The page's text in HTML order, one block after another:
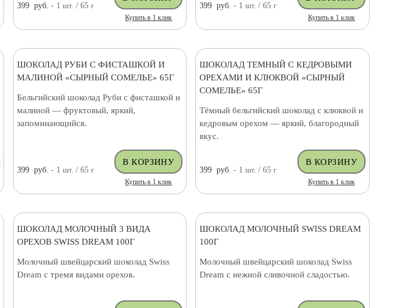
399 руб. - 1 шт. / 65 г
Купить в 1 клик
399 руб. - 1шт. / 65г
Купить в 1 клик
ШОКОЛАД РУБИ С ФИСТАШКОЙ И
МАЛИНОЙ «СЫРНЫЙ СОМЕЛЬЕ» 65Г
Бельгийский шоколад Руби с фисташкой и
малиной — фруктовый, яркий,
запоминающийся.
399 руб. - 1 шт. / 65 г
Купить в 1 клик
ШОКОЛАД ТЕМНЫЙ С КЕДРОВЫМИ
ОРЕХАМИ И КЛЮКВОЙ «СЫРНЫЙ
СОМЕЛЬЕ» 65Г
Тёмный бельгийский шоколад с клюквой и
кедровым орехом — яркий, благородный
вкус.
399 руб. - 1шт. / 65г
Купить в 1 клик
ШОКОЛАД МОЛОЧНЫЙ 3 ВИДА
ОРЕХОВ SWISS DREAM 100Г
Молочный швейцарский шоколад Swiss
Dream с тремя видами орехов.
ШОКОЛАД МОЛОЧНЫЙ SWISS DREAM
100Г
Молочный швейцарский шоколад Swiss
Dream с нежной сливочной сладостью.